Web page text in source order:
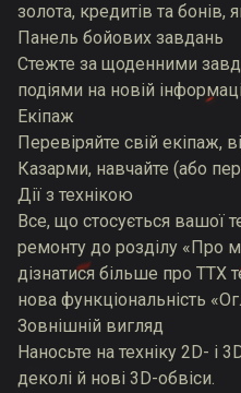
золота, кредитів та бонів,
Панель бойових завдань
Стежте за щоденними
подіями на новій
Екіпаж
Перевіряйте свій екіпаж,
Казарми, навчайте (або
Дії з технікою
Все, що стосується вашої
ремонту до розділу «Про
дізнатися більше про ТТХ
нова функціональність
Зовнішній вигляд
Наносьте на техніку 2D- і
деколі й нові 3D-обвіси.